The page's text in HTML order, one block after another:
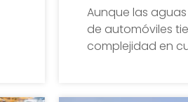
residuales
una
Aunque las
de automóviles
complejidad en
pretratar las